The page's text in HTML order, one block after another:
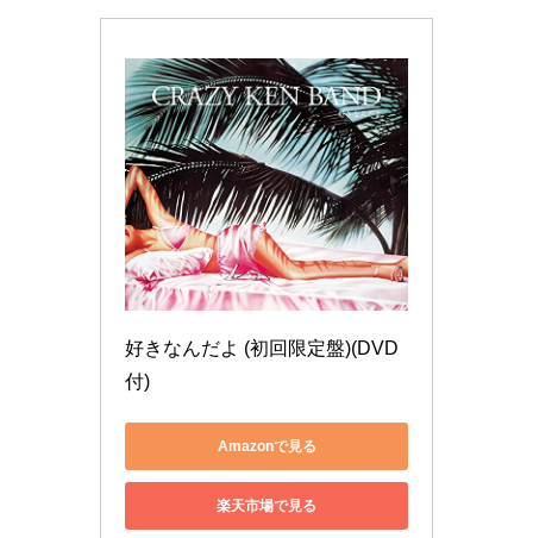
好きなんだよ (初回限定盤)(DVD
付)
Amazonで見る
楽天市場で見る